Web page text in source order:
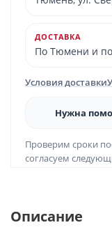
ДОСТАВКА
По Тюмени и
Условия доставки
Нужна
Проверим сроки
согласуем
Описание